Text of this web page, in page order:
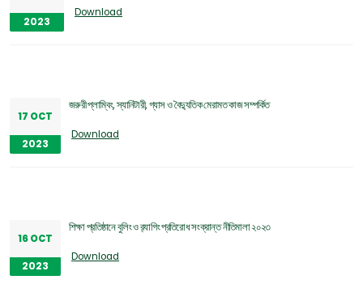
2023
Download
17 OCT
2023
জরুরী প্লাম্বিং, স্যানিটারী, গ্যাস ও বৈদ্যুতিক মেরামত কাজ সম্পর্কিত
Download
16 OCT
2023
শিক্ষা প্রতিষ্ঠানে বুলিং ও র‌্যাগিং প্রতিরোধ সংক্রান্ত নীতিমালা ২০২৩
Download